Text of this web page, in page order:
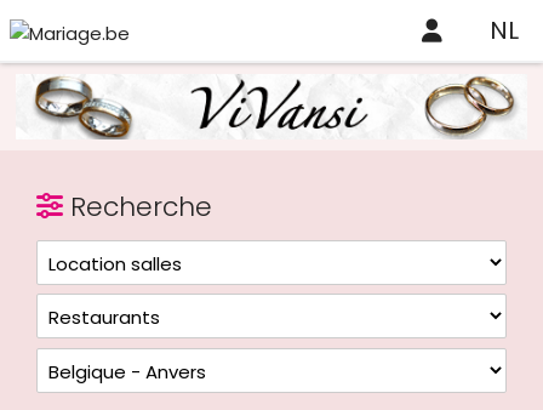
NL
Recherche